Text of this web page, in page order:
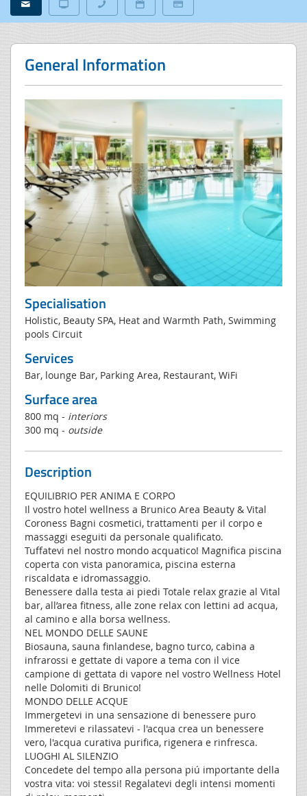
General Information
Specialisation
Holistic, Beauty SPA, Heat and Warmth Path, Swimming
pools Circuit
Services
Bar, lounge Bar, Parking Area, Restaurant, WiFi
Surface area
800 mq - interiors
300 mq - outside
Description
EQUILIBRIO PER ANIMA E CORPO
Il vostro hotel wellness a Brunico Area Beauty & Vital
Coroness Bagni cosmetici, trattamenti per il corpo e
massaggi eseguiti da personale qualificato.
Tuffatevi nel nostro mondo acquatico! Magnifica piscina
coperta con vista panoramica, piscina esterna
riscaldata e idromassaggio.
Benessere dalla testa ai piedi Totale relax grazie al Vital
bar, all’area fitness, alle zone relax con lettini ad acqua,
al camino e alla borsa wellness.
NEL MONDO DELLE SAUNE
Biosauna, sauna finlandese, bagno turco, cabina a
infrarossi e gettate di vapore a tema con il vice
campione di gettata di vapore nel vostro Wellness Hotel
nelle Dolomiti di Brunico!
MONDO DELLE ACQUE
Immergetevi in una sensazione di benessere puro
Immeretevi e rilassatevi - l'acqua crea un benessere
vero, l'acqua curativa purifica, rigenera e rinfresca.
LUOGHI AL SILENZIO
Concedete del tempo alla persona piú importante della
vostra vita: voi stessi! Regalatevi degli intensi momenti